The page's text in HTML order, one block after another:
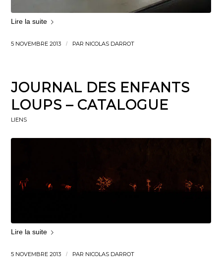
Lire la suite
5 NOVEMBRE 2013 / PAR NICOLAS DARROT
JOURNAL DES ENFANTS
LOUPS – CATALOGUE
LIENS
Lire la suite
5 NOVEMBRE 2013 / PAR NICOLAS DARROT